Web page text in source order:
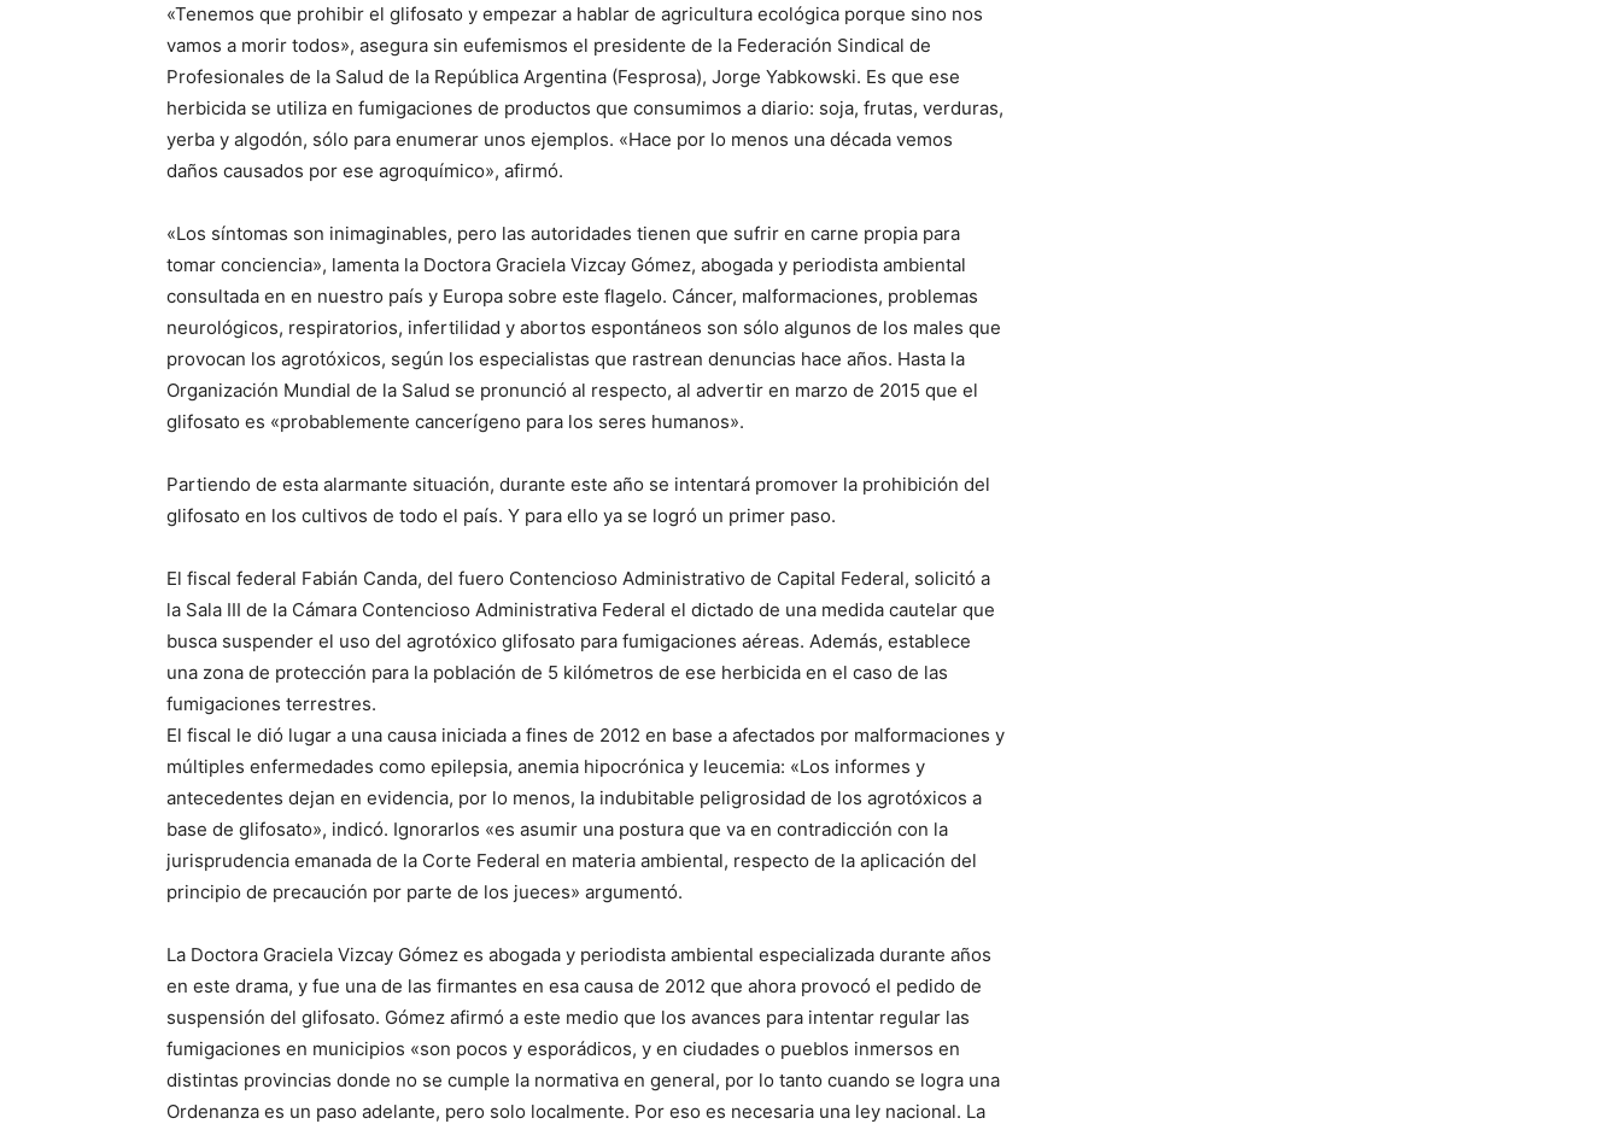
Verdad
lo
que
se
ve…
«Tenemos que prohibir el glifosato y empezar a hablar de agricultura ecológica porque sino nos
vamos a morir todos», asegura sin eufemismos el presidente de la Federación Sindical de
Profesionales de la Salud de la República Argentina (Fesprosa), Jorge Yabkowski. Es que ese
herbicida se utiliza en fumigaciones de productos que consumimos a diario: soja, frutas, verduras,
yerba y algodón, sólo para enumerar unos ejemplos. «Hace por lo menos una década vemos
daños causados por ese agroquímico», afirmó.
«Los síntomas son inimaginables, pero las autoridades tienen que sufrir en carne propia para
tomar conciencia», lamenta la Doctora Graciela Vizcay Gómez, abogada y periodista ambiental
consultada en en nuestro país y Europa sobre este flagelo. Cáncer, malformaciones, problemas
neurológicos, respiratorios, infertilidad y abortos espontáneos son sólo algunos de los males que
provocan los agrotóxicos, según los especialistas que rastrean denuncias hace años. Hasta la
Organización Mundial de la Salud se pronunció al respecto, al advertir en marzo de 2015 que el
glifosato es «probablemente cancerígeno para los seres humanos».
Partiendo de esta alarmante situación, durante este año se intentará promover la prohibición del
glifosato en los cultivos de todo el país. Y para ello ya se logró un primer paso.
El fiscal federal Fabián Canda, del fuero Contencioso Administrativo de Capital Federal, solicitó a
la Sala III de la Cámara Contencioso Administrativa Federal el dictado de una medida cautelar que
busca suspender el uso del agrotóxico glifosato para fumigaciones aéreas. Además, establece
una zona de protección para la población de 5 kilómetros de ese herbicida en el caso de las
fumigaciones terrestres.
El fiscal le dió lugar a una causa iniciada a fines de 2012 en base a afectados por malformaciones y
múltiples enfermedades como epilepsia, anemia hipocrónica y leucemia: «Los informes y
antecedentes dejan en evidencia, por lo menos, la indubitable peligrosidad de los agrotóxicos a
base de glifosato», indicó. Ignorarlos «es asumir una postura que va en contradicción con la
jurisprudencia emanada de la Corte Federal en materia ambiental, respecto de la aplicación del
principio de precaución por parte de los jueces» argumentó.
La Doctora Graciela Vizcay Gómez es abogada y periodista ambiental especializada durante años
en este drama, y fue una de las firmantes en esa causa de 2012 que ahora provocó el pedido de
suspensión del glifosato. Gómez afirmó a este medio que los avances para intentar regular las
fumigaciones en municipios «son pocos y esporádicos, y en ciudades o pueblos inmersos en
distintas provincias donde no se cumple la normativa en general, por lo tanto cuando se logra una
Ordenanza es un paso adelante, pero solo localmente. Por eso es necesaria una ley nacional. La